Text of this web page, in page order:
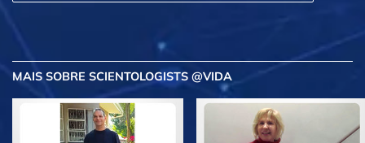
MAIS SOBRE SCIENTOLOGISTS @VIDA